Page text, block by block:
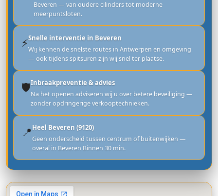
Beveren — van oudere cilinders tot moderne
meerpuntsloten.
⚡Snelle interventie in Beveren
Wij kennen de snelste routes in Antwerpen en omgeving
— ook tijdens spitsuren zijn wij snel ter plaatse.
🛡️Inbraakpreventie & advies
Na het openen adviseren wij u over betere beveiliging —
zonder opdringerige verkooptechnieken.
📍Heel Beveren (9120)
Geen onderscheid tussen centrum of buitenwijken —
overal in Beveren Binnen 30 min.